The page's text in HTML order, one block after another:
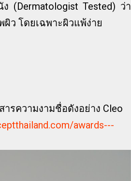
(Dermatologist Tested) ว่า
ว โดยเฉพาะผิวแพ้ง่าย
รความงามชื่อดังอย่าง Cleo
awards---